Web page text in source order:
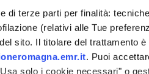
di terze parti per finalità:
(relativi alle Tue
sito. Il titolare del trattamento è
. Puoi
solo i cookie necessari" o